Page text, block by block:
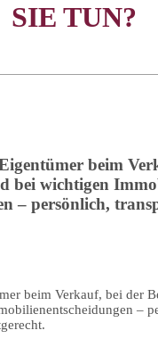
SIE TUN?
beim
bei wichtigen
– persönlich,
beim Verkauf, bei der
–